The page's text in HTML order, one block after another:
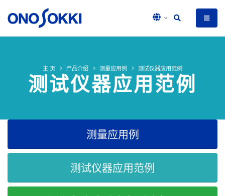
测试仪器应用范例
主 页 产品介绍 测量应用例 测试仪器应用范例
测量应用例
测试仪器应用范例